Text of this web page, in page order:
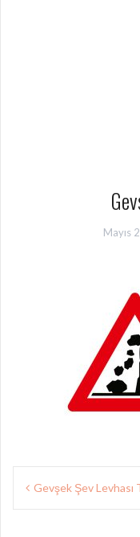
Mayıs
Yazı
gezinmesi
Gevşek Şev Levhası